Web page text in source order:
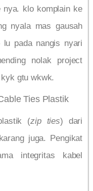
nya. klo komplain ke
nyala mas gausah
pada nangis nyari
nolak project
gtu wkwk.
Ties Plastik
(zip ties) dari
juga. Pengikat
integritas kabel